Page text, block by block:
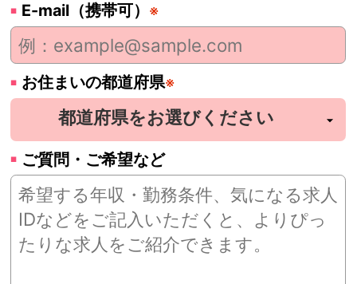
E-mail（携帯可） ※
お住まいの都道府県※
ご質問・ご希望など